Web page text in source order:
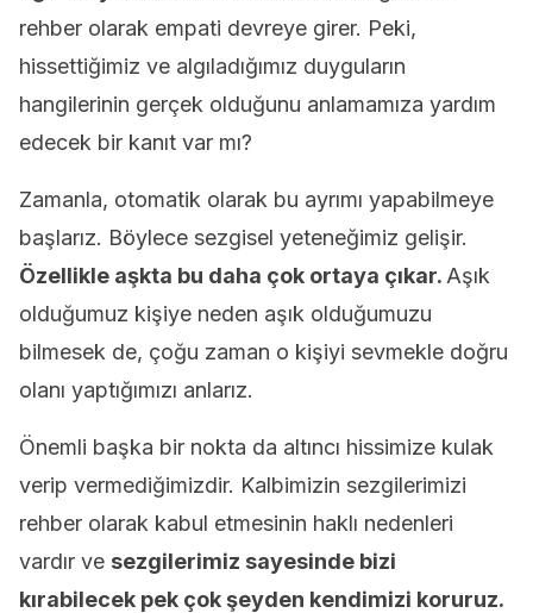
rehber olarak empati devreye girer. Peki,
hissettiğimiz ve algıladığımız duyguların
hangilerinin gerçek olduğunu anlamamıza yardım
edecek bir kanıt var mı?
Zamanla, otomatik olarak bu ayrımı yapabilmeye
başlarız. Böylece sezgisel yeteneğimiz gelişir.
Özellikle aşkta bu daha çok ortaya çıkar. Aşık
olduğumuz kişiye neden aşık olduğumuzu
bilmesek de, çoğu zaman o kişiyi sevmekle doğru
olanı yaptığımızı anlarız.
Önemli başka bir nokta da altıncı hissimize kulak
verip vermediğimizdir. Kalbimizin sezgilerimizi
rehber olarak kabul etmesinin haklı nedenleri
vardır ve sezgilerimiz sayesinde bizi
kırabilecek pek çok şeyden kendimizi koruruz.